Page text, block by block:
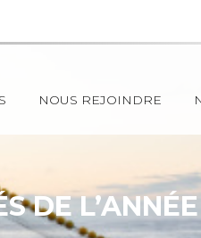
NOUS REJOINDRE
DE L’ANNÉE